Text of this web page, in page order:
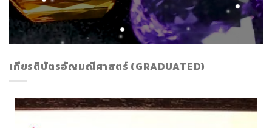
เกียรติบัตรอัญมณีศาสตร์ (GRADUATED)